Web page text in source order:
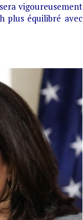
vigoureusement
plus équilibré avec